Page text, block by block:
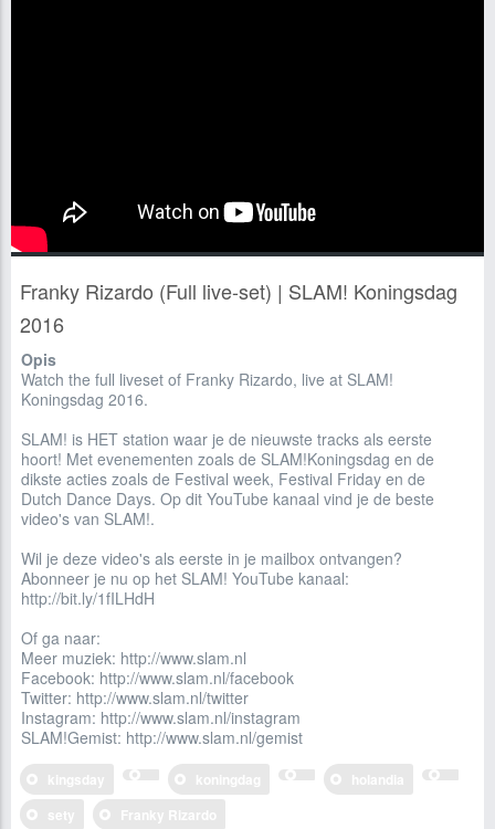
Franky Rizardo (Full live-set) | SLAM! Koningsdag
2016
Opis
Watch the full liveset of Franky Rizardo, live at SLAM!
Koningsdag 2016.
SLAM! is HET station waar je de nieuwste tracks als eerste
hoort! Met evenementen zoals de SLAM!Koningsdag en de
dikste acties zoals de Festival week, Festival Friday en de
Dutch Dance Days. Op dit YouTube kanaal vind je de beste
video's van SLAM!.
Wil je deze video's als eerste in je mailbox ontvangen?
Abonneer je nu op het SLAM! YouTube kanaal:
http://bit.ly/1fILHdH
Of ga naar:
Meer muziek: http://www.slam.nl
Facebook: http://www.slam.nl/facebook
Twitter: http://www.slam.nl/twitter
Instagram: http://www.slam.nl/instagram
SLAM!Gemist: http://www.slam.nl/gemist